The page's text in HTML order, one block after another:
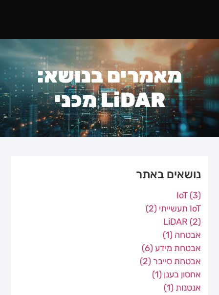
מאמרים בנושא:
LiDAR מכני
נושאים באתר
IoT(3)
IoT תעשייתי
(2)
LiDAR (2)
אבטחה (1)
אבטחת מידע (6)
אבטחת סייבר (2)
אחסון בענן (1)
אנטנות (1)